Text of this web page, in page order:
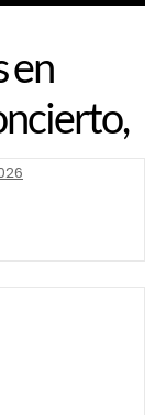
en